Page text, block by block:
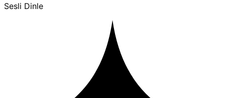
Sesli Dinle